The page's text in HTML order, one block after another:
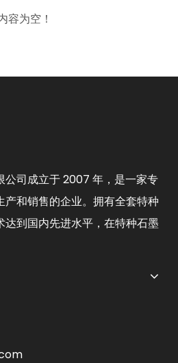
容为空！
公司成立于 2007 年，是一家专
和销售的企业。拥有全套特种
达到国内先进水平，在特种石墨